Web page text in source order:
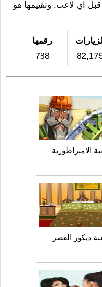
اي لاعب. وتقييمها هو
الزيارات
رقمها
788
الامبراطورية
ديكور القصر